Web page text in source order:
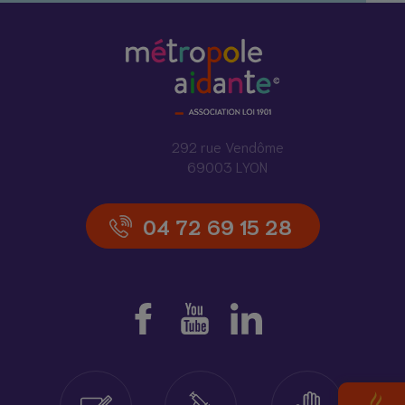
292 rue Vendôme
69003 LYON
04 72 69 15 28